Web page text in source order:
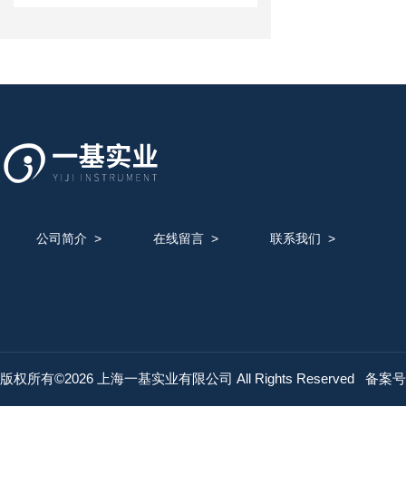
公司简介 > 在线留言> 联系我们 >
版权所有©2026 上海一基实业有限公司 All Rights Reserved 备案